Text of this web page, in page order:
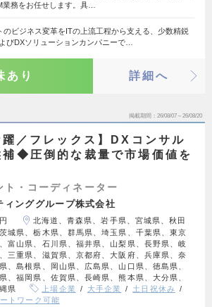
業務をお任せします。具…
のビジネス変革をITの上流工程から支える、少数精鋭
びDXソリューションカンパニーで…
あり 詳細へ
掲載期間 26/08/07～26/08/20
／フレックス】DXコンサル
◆圧倒的な裁量で市場価値を
ト・コーディネーター
ィンググループ株式会社
北海道、青森県、岩手県、宮城県、秋田
城県、栃木県、群馬県、埼玉県、千葉県、東京
富山県、石川県、福井県、山梨県、長野県、岐
三重県、滋賀県、京都府、大阪府、兵庫県、奈
、島根県、岡山県、広島県、山口県、徳島県、
、福岡県、佐賀県、長崎県、熊本県、大分県、
県
上場企業 大手企業
土日祝休み
トワーク可能